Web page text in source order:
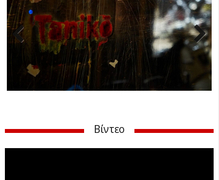
Next
Βίντεο